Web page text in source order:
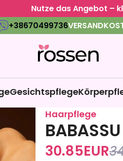
Nutze das Angebot –
+38670499736
Gesichtspflege
Haarpflege
30.85EUR